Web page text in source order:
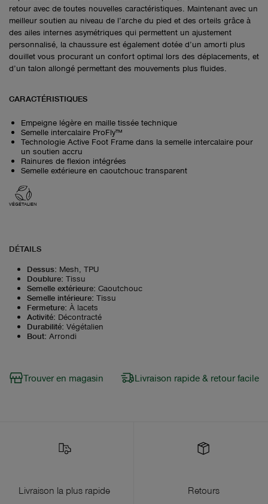
retour avec de toutes nouvelles caractéristiques. Maintenant avec un
meilleur soutien au niveau de l’arche du pied et des orteils grâce à
des ailes internes asymétriques qui permettent un ajustement
personnalisé, la chaussure est également dotée d’un amorti plus
douillet vous procurant un confort optimal lors des déplacements, et
d’un talon allongé permettant des mouvements plus fluides.
CARACTÉRISTIQUES
Empeigne légère en maille tissée technique
Semelle intercalaire ProFly™
Technologie Active Foot Frame dans la semelle intercalaire pour
un soutien accru
Rainures de flexion intégrées
Semelle extérieure en caoutchouc transparent
VÉGÉTALIEN
DÉTAILS
Dessus: Mesh, TPU
Doublure: Tissu
Semelle extérieure: Caoutchouc
Semelle intérieure: Tissu
Fermeture: À lacets
Activité: Décontracté
Durabilité: Végétalien
Bout: Arrondi
Trouver en magasin Livraison rapide & retour facile
Livraison la plus rapide
Retours